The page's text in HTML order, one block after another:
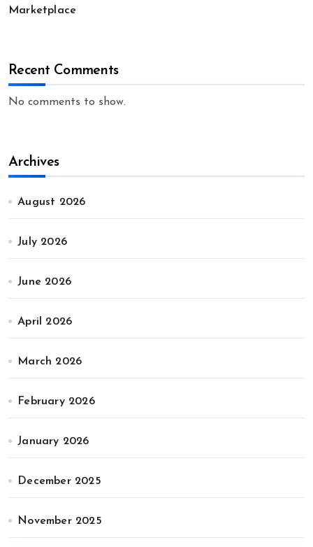
Marketplace
Recent Comments
No comments to show.
Archives
August 2026
July 2026
June 2026
April 2026
March 2026
February 2026
January 2026
December 2025
November 2025